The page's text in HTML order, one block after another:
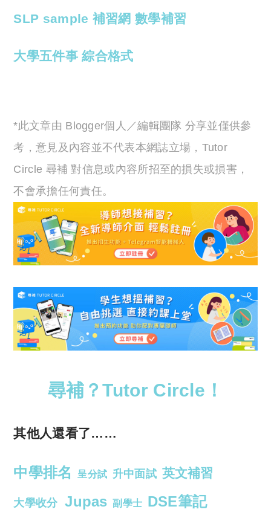
SLP sample 補習網 數學補習
大學五件事綜合格式
*此文章由 Blogger個人／編輯團隊 分享並僅供參
考，意見及內容並不代表本網誌立場，Tutor
Circle 尋補 對信息或內容所招至的損失或損害，
不會承擔任何責任。
尋補？Tutor Circle！
其他人還看了……
中學排名 呈分試 升中面試 英文補習
大學收分 Jupas 副學士 DSE筆記